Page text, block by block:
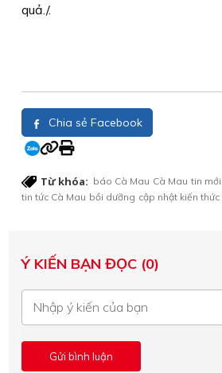
quả./.
Chia sẻ Facebook
Từ khóa: báo Cà Mau Cà Mau tin
tin tức Cà Mau bồi dưỡng cập nhật kiến thức
Ý KIẾN BẠN ĐỌC (0)